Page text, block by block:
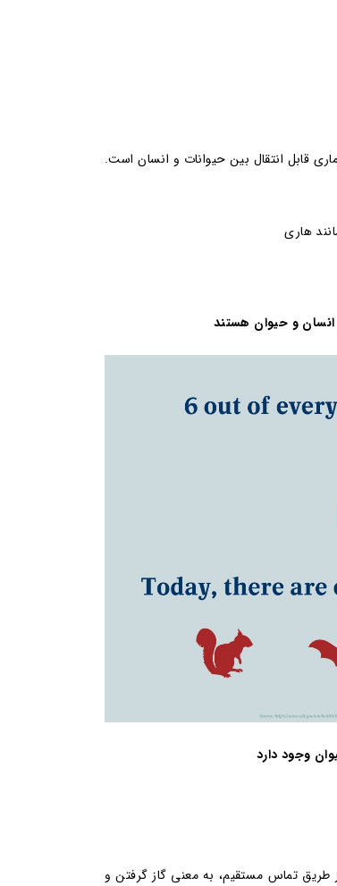
قابل انتقال بین حیوانات و انسان است.
هاری
طریق تماس مستقیم، به معنی گاز گرفتن و